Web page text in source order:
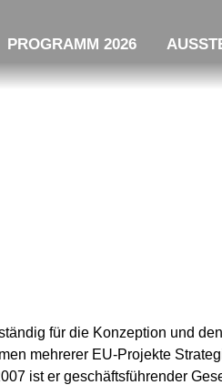
PROGRAMM 2026
für die Konzeption und
mehrerer EU-Projekte
ist er geschäftsführender